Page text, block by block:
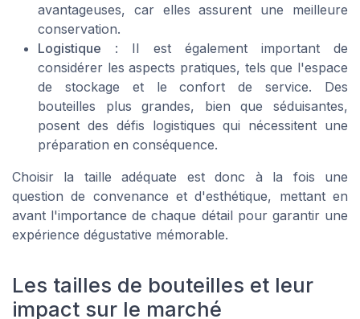
avantageuses, car elles assurent une meilleure
conservation.
Logistique : Il est également important de
considérer les aspects pratiques, tels que l'espace
de stockage et le confort de service. Des
bouteilles plus grandes, bien que séduisantes,
posent des défis logistiques qui nécessitent une
préparation en conséquence.
Choisir la taille adéquate est donc à la fois une
question de convenance et d'esthétique, mettant en
avant l'importance de chaque détail pour garantir une
expérience dégustative mémorable.
Les tailles de bouteilles et leur
impact sur le marché